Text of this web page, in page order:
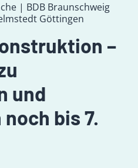
| BDB Braunschweig
Göttingen
–
und
bis 7.